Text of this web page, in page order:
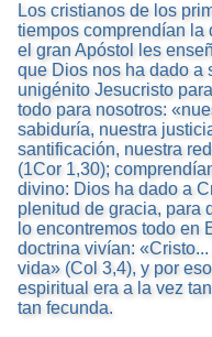
Los cristianos de los
tiempos comprendían la
el gran Apóstol les
que Dios nos ha dado a
unigénito Jesucristo
todo para nosotros:
sabiduría, nuestra
santificación, nuestra
(1Cor 1,30);
divino: Dios ha dado a
plenitud de gracia, para
lo encontremos todo en
doctrina vivían:
vida» (Col 3,4), y por
espiritual era a la vez
tan fecunda.